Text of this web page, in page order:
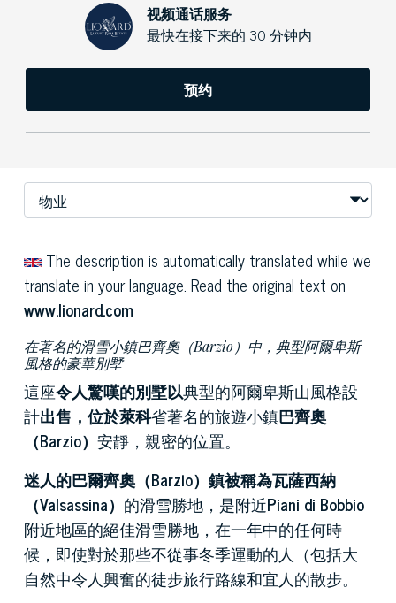
视频通话服务
最快在接下来的 30 分钟内
预约
The description is automatically translated while we
translate in your language. Read the original text on
www.lionard.com
在著名的滑雪小鎮巴齊奧（Barzio）中，典型阿爾卑斯
風格的豪華別墅
這座令人驚嘆的別墅以典型的阿爾卑斯山風格設
計出售，位於萊科省著名的旅遊小鎮巴齊奧
（Barzio） 安靜，親密的位置。
迷人的巴爾齊奧（Barzio）鎮被稱為瓦薩西納
（Valsassina） 的滑雪勝地，是附近Piani di Bobbio
附近地區的絕佳滑雪勝地，在一年中的任何時
候，即使對於那些不從事冬季運動的人（包括大
自然中令人興奮的徒步旅行路線和宜人的散步。